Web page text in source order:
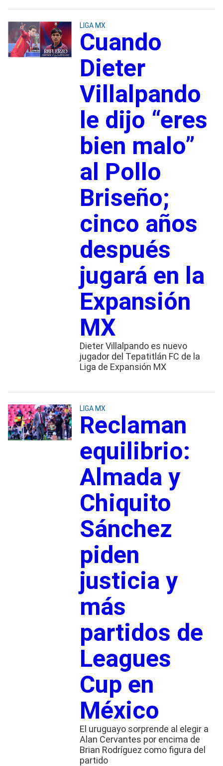
LIGA MX
Cuando
Dieter
Villalpando
le dijo “eres
bien malo”
al Pollo
Briseño;
cinco años
después
jugará en la
Expansión
MX
Dieter Villalpando es nuevo
jugador del Tepatitlán FC de la
Liga de Expansión MX
LIGA MX
Reclaman
equilibrio:
Almada y
Chiquito
Sánchez
piden
justicia y
más
partidos de
Leagues
Cup en
México
El uruguayo sorprende al elegir a
Alan Cervantes por encima de
Brian Rodríguez como figura del
partido